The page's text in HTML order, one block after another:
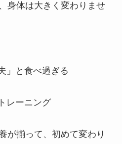
身体は大きく変わりませ
」と食べ過ぎる
レーニング
が揃って、初めて変わり